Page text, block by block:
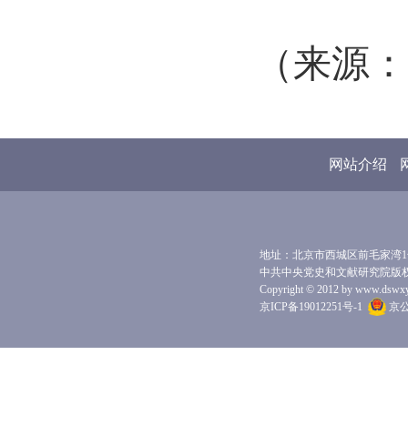
（来源
网站介绍
地址：北京市西城区前毛家湾
中共中央党史和文献研究院版
Copyright © 2012 by
京ICP备19012251号-1
京